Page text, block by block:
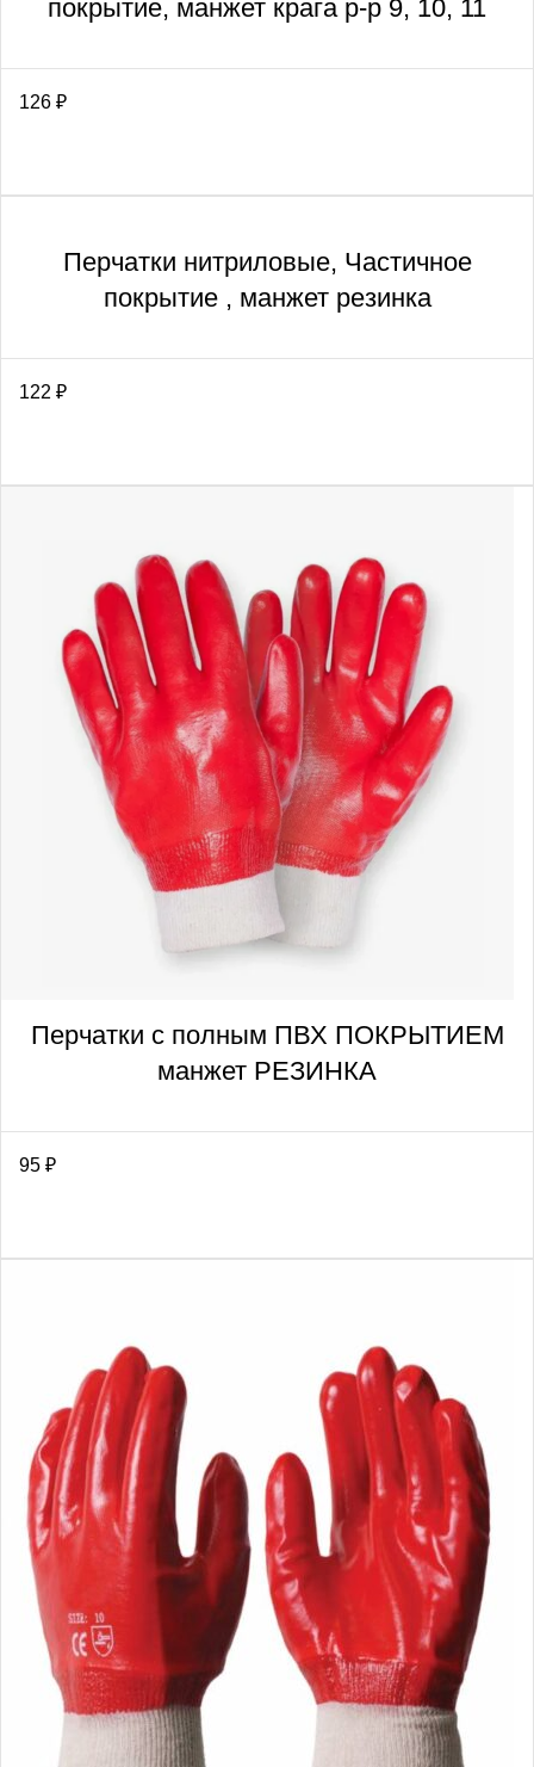
покрытие, манжет крага р-р 9, 10, 11
126 ₽
Перчатки нитриловые, Частичное
покрытие , манжет резинка
122 ₽
Перчатки с полным ПВХ ПОКРЫТИЕМ
манжет РЕЗИНКА
95 ₽